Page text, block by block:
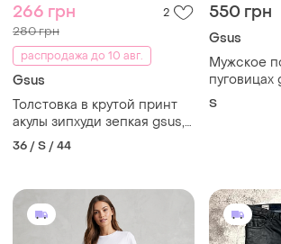
266 грн 2
280 грн
распродажа до 10 авг.
Gsus
Толстовка в крутой принт
акулы зипхуди зепкая gsus,
s
36 / S / 44
550 грн
Gsus
Мужское
S